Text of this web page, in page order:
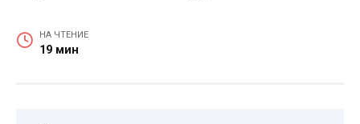
НА ЧТЕНИЕ
19 мин